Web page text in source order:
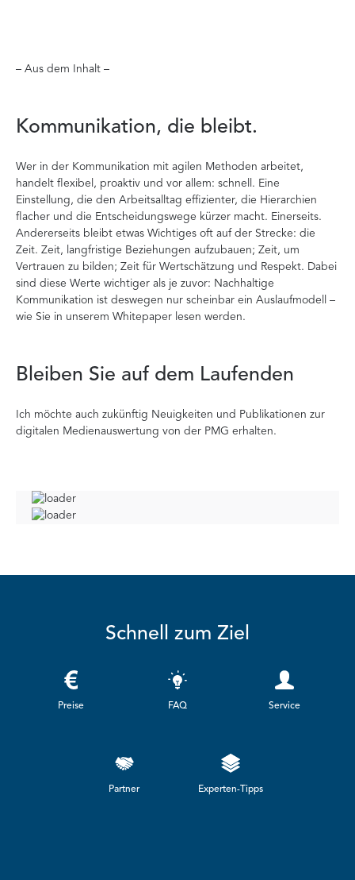
– Aus dem Inhalt –
Kommunikation, die bleibt.
Wer in der Kommunikation mit agilen Methoden arbeitet,
handelt flexibel, proaktiv und vor allem: schnell. Eine
Einstellung, die den Arbeitsalltag effizienter, die Hierarchien
flacher und die Entscheidungswege kürzer macht. Einerseits.
Andererseits bleibt etwas Wichtiges oft auf der Strecke: die
Zeit. Zeit, langfristige Beziehungen aufzubauen; Zeit, um
Vertrauen zu bilden; Zeit für Wertschätzung und Respekt. Dabei
sind diese Werte wichtiger als je zuvor: Nachhaltige
Kommunikation ist deswegen nur scheinbar ein Auslaufmodell –
wie Sie in unserem Whitepaper lesen werden.
Bleiben Sie auf dem Laufenden
Ich möchte auch zukünftig Neuigkeiten und Publikationen zur
digitalen Medienauswertung von der PMG erhalten.
Schnell zum Ziel
Preise FAQ Service
Partner Experten-Tipps